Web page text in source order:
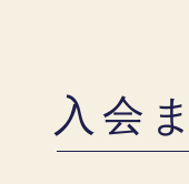
入会